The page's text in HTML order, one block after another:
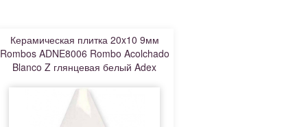
Керамическая плитка 20x10 9мм
Rombos ADNE8006 Rombo Acolchado
Blanco Z глянцевая белый Adex